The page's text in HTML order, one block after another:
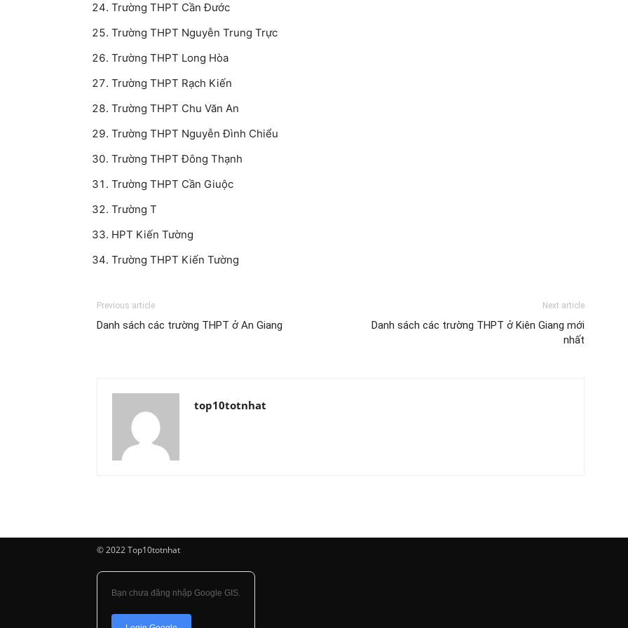
Trường THPT Cần Đước
Trường THPT Nguyễn Trung Trực
Trường THPT Long Hòa
Trường THPT Rạch Kiến
Trường THPT Chu Văn An
Trường THPT Nguyễn Đình Chiểu
Trường THPT Đông Thạnh
Trường THPT Cần Giuộc
Trường T
HPT Kiến Tường
Trường THPT Kiến Tường
Previous article
Danh sách các trường THPT ở An Giang
Next article
Danh sách các trường THPT ở Kiên Giang mới
nhất
top10totnhat
© 2022 Top10totnhat
Bạn chưa đăng nhập Google GIS.